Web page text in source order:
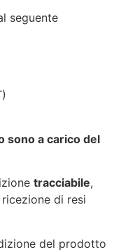
seguente
sono a carico del
tracciabile,
di resi
del prodotto